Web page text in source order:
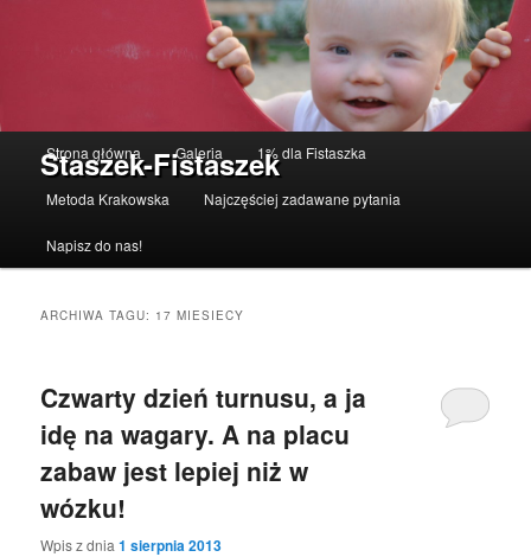
Staszek-Fistaszek
Przeskocz do tekstu
Przeskocz do widgetów
Strona główna Galeria 1% dla Fistaszka
Metoda Krakowska Najczęściej zadawane pytania
Napisz do nas!
ARCHIWA TAGU: 17 MIESIECY
Czwarty dzień turnusu, a ja
idę na wagary. A na placu
zabaw jest lepiej niż w
wózku!
Wpis z dnia1 sierpnia 2013